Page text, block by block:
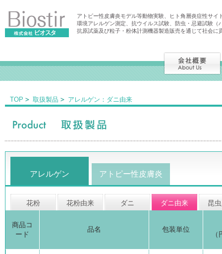
アトピー性皮膚炎モデル等動物実験、ヒト角層炎症性サイ
環境アレルゲン測定、抗ウイルス試験、防虫・忌避試験（
抗原試薬及び粒子・粉体計測機器製造販売を通じて社会に
TOP 取扱製品 アレルゲン：ダニ由来
アレルゲン アトピー性皮膚炎
花粉 花粉由来 ダニ ダニ由来 昆
商品コ
ード
品名 包装単位